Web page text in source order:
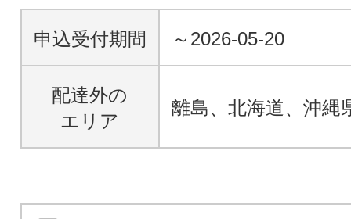
申込受付期間 ～2026-05-20
配達外の
エリア
離島、北海道、沖縄